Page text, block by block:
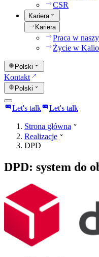
CSR
Kariera
Kariera
Praca w
Życie w
Polski
Kontakt
Polski
Let's talk Let's talk
Strona główna
Realizacje
DPD
DPD: system do